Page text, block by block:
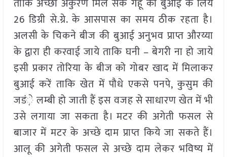
ताकि अच्छा अंकुरण मिल सके गेहूं की बुआई के लिये
26 डिग्री से.ग्रे. के आसपास का समय ठीक रहता है।
अलसी के चिकने बीज की बुआई अनुभव प्राप्त औरय्या
के द्वारा ही करवाई जाये ताकि घनी – बेगरी ना हो जाये
इसी प्रकार तोरिया के बीज को गोबर खाद में मिलाकर
बुआई करें ताकि खेत में पौधे एकसे पनपे, कुसुम की
जडं़े लम्बी हो जाती हैं इस वजह से साधारण खेत में भी
उसे लगाया जा सकता है। मटर की अगेती फसल से
बाजार में मटर के अच्छे दाम प्राप्त किये जा सकते हैं।
आलू की अगेती फसल से अच्छे दाम लेकर भविष्य में